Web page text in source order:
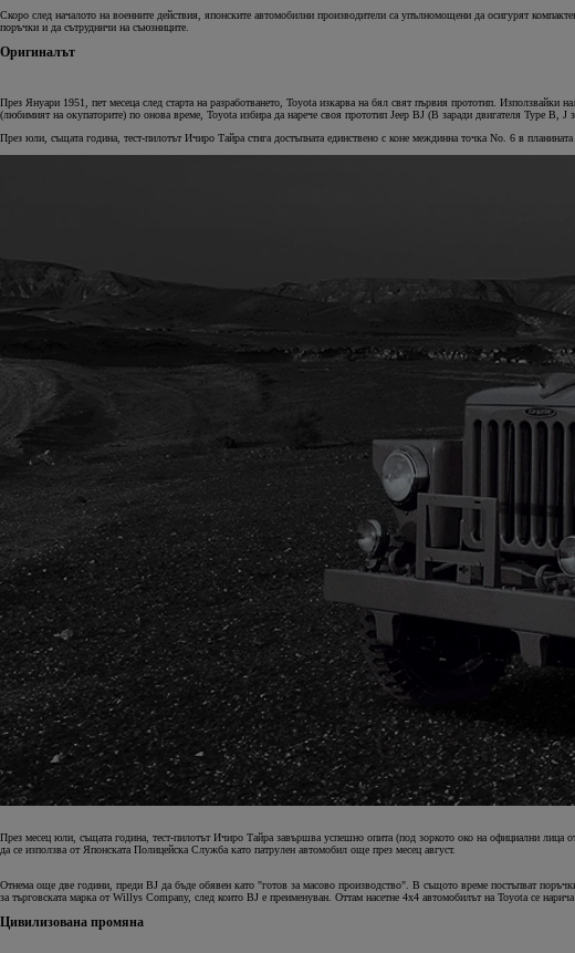
Скоро след началото на военните действия, японските автомобилни производители са упълномощени да осигурят
поръчки и да сътрудничи на съюзниците.
Оригиналът
През Януари 1951, пет месеца след старта на разработването, Toyota изкарва на бял свят първия прототип.
(любимият на окупаторите) по онова време, Toyota избира да нарече своя прототип Jeep BJ (B заради двигателя Type B, J
През юли, същата година, тест-пилотът Ичиро Тайра стига достъпната единствено с коне междинна точка No. 6 в
През месец юли, същата година, тест-пилотът Ичиро Тайра завършва успешно опита (под зоркото око на официални
да се използва от Японската Полицейска Служба като патрулен автомобил още през месец август.
Отнема още две години, преди BJ да бъде обявен като "готов за масово производство". В същото време постъпват
за търговската марка от Willys Company, след които BJ е преименуван. Оттам насетне 4х4 автомобилът на Toyota се нарича
Цивилизована промяна